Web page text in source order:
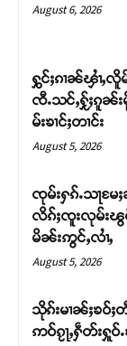
တႃႇႁႂ်ႈသဵ
တ်ႇ တူဝ်ႈလု
August 6, 2026
ႁွင်ႈၵၢၼ်ၾၢႆႇလိူ
ၸီႉသင်ႇႁႂ်ႈၵူၼ်း
မ်းၶၢင်ႈတၢင်း
August 5, 2026
ၸုမ်းႁၵ်ႉသႃမႄ
လိၵ်ႈၸူးလုမ်းၽွ
မိၼ်းဢွင်ႇလၢႆႇ
August 5, 2026
သိုၵ်းမၢၼ်ႈၶဝ်ႈ
ဢဝ်ၵႂႃႇႁဵတ်းႁူဝ်